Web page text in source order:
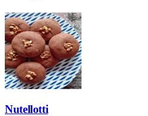
Nutellotti